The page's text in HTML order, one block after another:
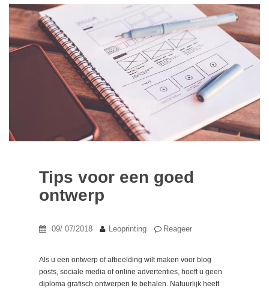
Tips voor een goed
ontwerp
09/ 07/2018 Leoprinting Reageer
Als u een ontwerp of afbeelding wilt maken voor blog
posts, sociale media of online advertenties, hoeft u geen
diploma grafisch ontwerpen te behalen. Natuurlijk heeft